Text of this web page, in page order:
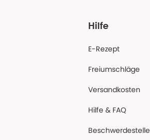
Hilfe
E-Rezept
Freiumschläge
Versandkosten
Hilfe & FAQ
Beschwerdestelle